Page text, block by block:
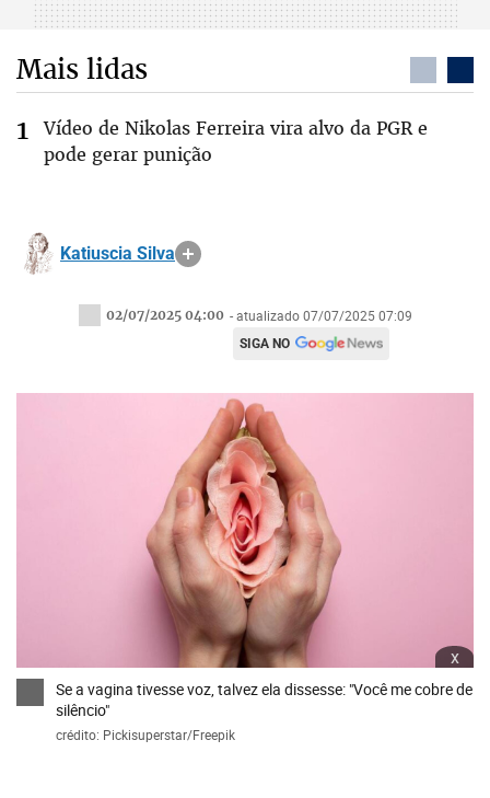
Mais lidas
Vídeo de Nikolas Ferreira vira alvo da PGR e
pode gerar punição
Katiuscia Silva
02/07/2025 04:00 - atualizado 07/07/2025 07:09
SIGA NO
x
Se a vagina tivesse voz, talvez ela dissesse: "Você me cobre de
silêncio"
crédito: Pickisuperstar/Freepik